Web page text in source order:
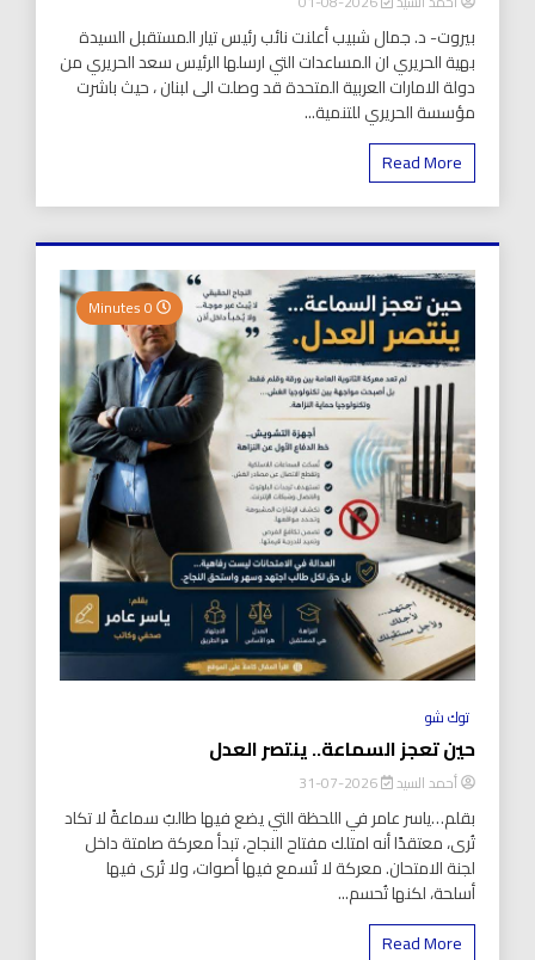
بيروت- د. جمال شبيب أعلنت نائب رئيس تيار المستقبل السيدة
بهية الحريري ان المساعدات التي ارسلها الرئيس سعد الحريري من
دولة الامارات العربية المتحدة قد وصلت الى لبنان ، حيث باشرت
مؤسسة الحريري للتنمية...
Read More
توك شو
حين تعجز السماعة.. ينتصر العدل
أحمد السيد 2026-07-31
بقلم…ياسر عامر في اللحظة التي يضع فيها طالبٌ سماعةً لا تكاد
تُرى، معتقدًا أنه امتلك مفتاح النجاح، تبدأ معركة صامتة داخل
لجنة الامتحان. معركة لا تُسمع فيها أصوات، ولا تُرى فيها
أسلحة، لكنها تُحسم...
Read More